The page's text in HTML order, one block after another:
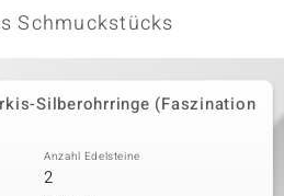
Schmuckstücks
Silberohrringe (Faszination
Anzahl Edelsteine
2